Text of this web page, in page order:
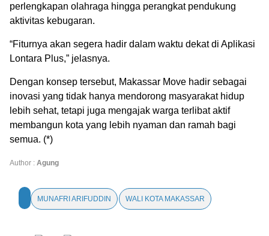
perlengkapan olahraga hingga perangkat pendukung
aktivitas kebugaran.
“Fiturnya akan segera hadir dalam waktu dekat di Aplikasi
Lontara Plus,” jelasnya.
Dengan konsep tersebut, Makassar Move hadir sebagai
inovasi yang tidak hanya mendorong masyarakat hidup
lebih sehat, tetapi juga mengajak warga terlibat aktif
membangun kota yang lebih nyaman dan ramah bagi
semua. (*)
Author : Agung
MUNAFRI ARIFUDDIN WALI KOTA MAKASSAR